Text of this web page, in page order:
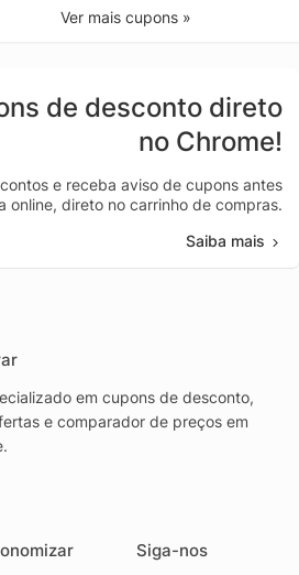
Ver mais cupons »
de desconto direto
no Chrome!
e receba aviso de cupons antes
online, direto no carrinho de compras.
Saiba mais
em cupons de desconto,
e comparador de preços em
Siga-nos